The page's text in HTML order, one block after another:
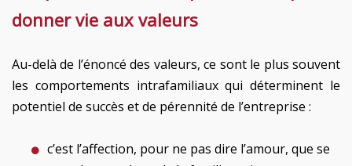
donner vie aux valeurs
Au-delà de l’énoncé des valeurs, ce sont le plus souvent
les comportements intrafamiliaux qui déterminent le
potentiel de succès et de pérennité de l’entreprise :
c’est l’affection, pour ne pas dire l’amour, que se